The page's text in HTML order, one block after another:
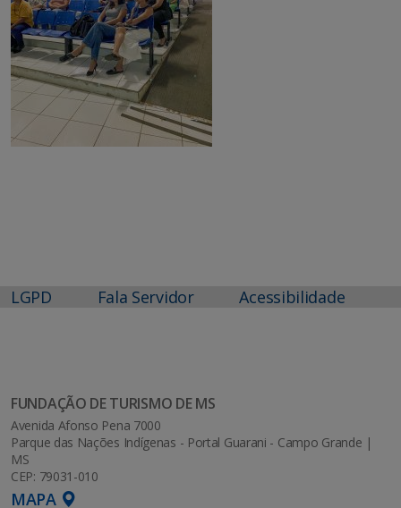
LGPD Fala Servidor Acessibilidade
FUNDAÇÃO DE TURISMO DE MS
Avenida Afonso Pena 7000
Parque das Nações Indígenas - Portal Guarani - Campo Grande |
MS
CEP: 79031-010
MAPA